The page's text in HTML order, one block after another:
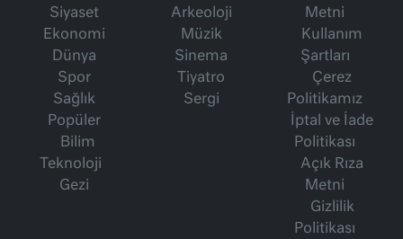
Siyaset
Ekonomi
Dünya
Spor
Sağlık
Popüler
Bilim
Teknoloji
Gezi
Arkeoloji
Müzik
Sinema
Tiyatro
Sergi
Metni
Kullanım
Şartları
Çerez
Politikamız
İptal ve İade
Politikası
Açık Rıza
Metni
Gizlilik
Politikası